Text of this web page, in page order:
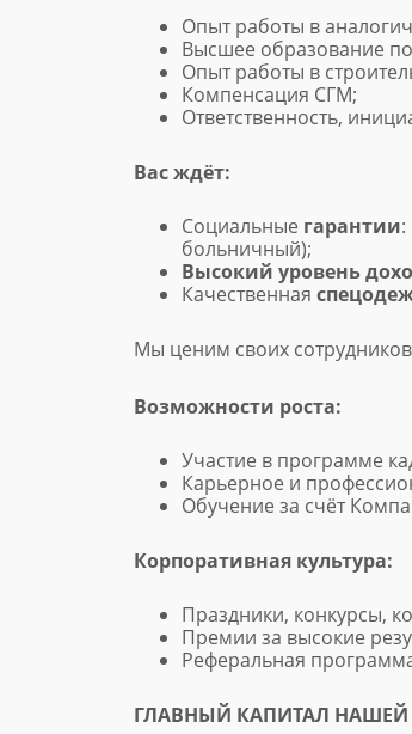
Опыт работы в
Высшее образование
Опыт работы в
Компенсация СГМ;
Ответственность,
Вас ждёт:
Социальные гарантии
больничный);
Высокий уровень
Качественная
Мы ценим своих
Возможности роста:
Участие в программе
Карьерное и
Обучение за счёт
Корпоративная культура:
Праздники, конкурсы,
Премии за высокие
Реферальная
ГЛАВНЫЙ КАПИТАЛ